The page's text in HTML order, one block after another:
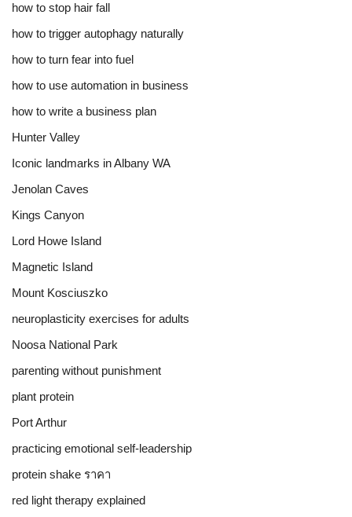
how to stop hair fall
how to trigger autophagy naturally
how to turn fear into fuel
how to use automation in business
how to write a business plan
Hunter Valley
Iconic landmarks in Albany WA
Jenolan Caves
Kings Canyon
Lord Howe Island
Magnetic Island
Mount Kosciuszko
neuroplasticity exercises for adults
Noosa National Park
parenting without punishment
plant protein
Port Arthur
practicing emotional self-leadership
protein shake ราคา
red light therapy explained